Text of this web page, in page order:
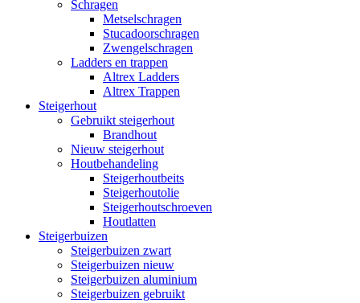
Schragen
Metselschragen
Stucadoorschragen
Zwengelschragen
Ladders en trappen
Altrex Ladders
Altrex Trappen
Steigerhout
Gebruikt steigerhout
Brandhout
Nieuw steigerhout
Houtbehandeling
Steigerhoutbeits
Steigerhoutolie
Steigerhoutschroeven
Houtlatten
Steigerbuizen
Steigerbuizen zwart
Steigerbuizen nieuw
Steigerbuizen aluminium
Steigerbuizen gebruikt